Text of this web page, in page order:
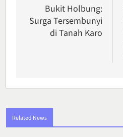
navigation
Bukit Holbung:
Surga Tersembunyi
di Tanah Karo
Related News